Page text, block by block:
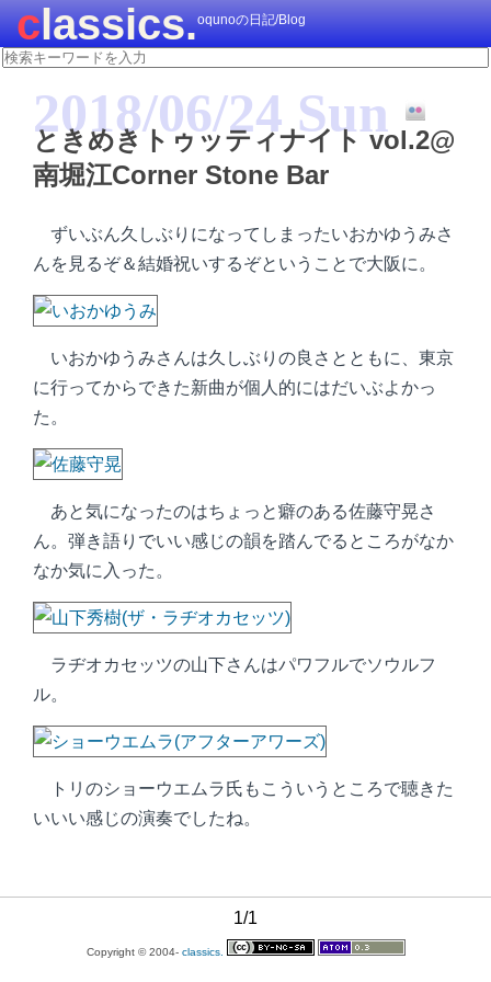
classics.oqunoの日記/Blog
2018/06/24 Sun
ときめきトゥッティナイト vol.2@
南堀江Corner Stone Bar
ずいぶん久しぶりになってしまったいおかゆうみさ
んを見るぞ＆結婚祝いするぞということで大阪に。
いおかゆうみさんは久しぶりの良さとともに、東京
に行ってからできた新曲が個人的にはだいぶよかっ
た。
あと気になったのはちょっと癖のある佐藤守晃さ
ん。弾き語りでいい感じの韻を踏んでるところがなか
なか気に入った。
ラヂオカセッツの山下さんはパワフルでソウルフ
ル。
トリのショーウエムラ氏もこういうところで聴きた
いいい感じの演奏でしたね。
1/1
Copyright © 2004- classics.